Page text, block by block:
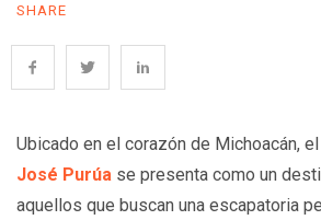
SHARE
Ubicado en el corazón de Michoacán, el
José Purúa se presenta como un
aquellos que buscan una escapatoria